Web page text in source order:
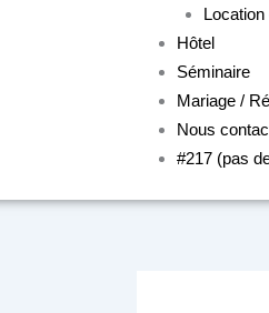
Hôtel
Séminaire
Mariage /
Nous
#217 (pas